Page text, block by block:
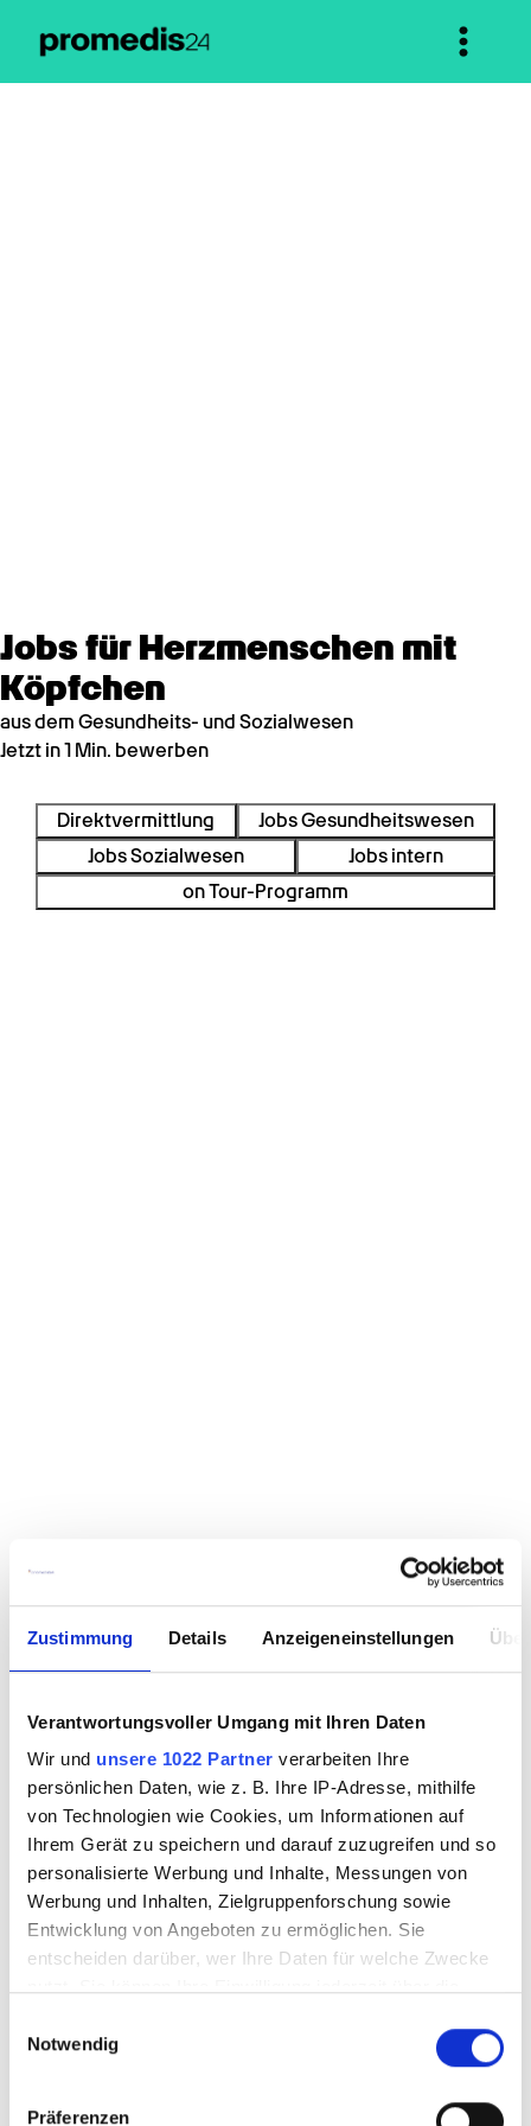
Zustimmung Details Anzeigeneinstellungen
Verantwortungsvoller Umgang mit Ihren Daten
Wir und unsere 1022 Partner verarbeiten Ihre
persönlichen Daten, wie z. B. Ihre IP-Adresse, mithilfe
von Technologien wie Cookies, um Informationen auf
Ihrem Gerät zu speichern und darauf zuzugreifen und so
personalisierte Werbung und Inhalte, Messungen von
Werbung und Inhalten, Zielgruppenforschung sowie
Entwicklung von Angeboten zu ermöglichen. Sie
entscheiden darüber, wer Ihre Daten für welche Zwecke
Trigger Symbol ändern oder widerrufen
Notwendig
Präferenzen
Jobs für Herzmenschen mit
Köpfchen
aus dem Gesundheits- und Sozialwesen
Jetzt in 1 Min. bewerben
Direktvermittlung
Jobs Gesundheitswesen
Jobs Sozialwesen
Jobs intern
on Tour-Programm